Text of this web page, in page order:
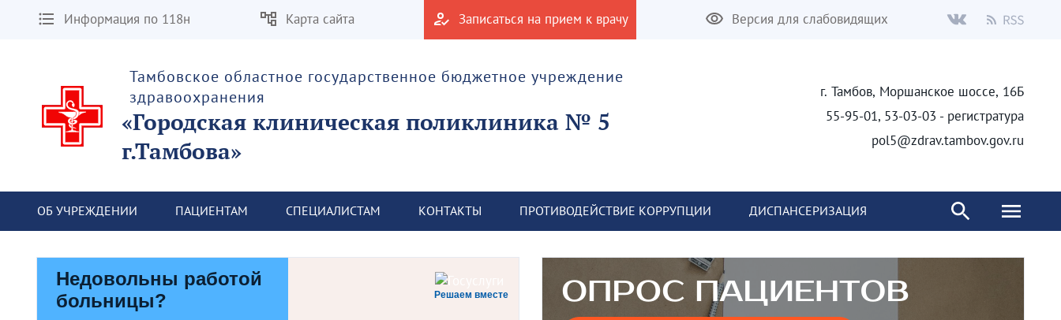
Информация по 118н Карта сайта Записаться на прием к врачу Версия для слабовидящих
Тамбовское областное государственное бюджетное учреждение
здравоохранения
«Городская клиническая поликлиника № 5
г.Тамбова»
г. Тамбов, Моршанское шоссе, 16Б
55-95-01, 53-03-03 - регистратура
pol5@zdrav.tambov.gov.ru
ОБ УЧРЕЖДЕНИИ ПАЦИЕНТАМ СПЕЦИАЛИСТАМ КОНТАКТЫ ПРОТИВОДЕЙСТВИЕ КОРРУПЦИИ ДИСПАНСЕРИЗАЦИЯ
Решаем вместе
Недовольны работой
больницы?